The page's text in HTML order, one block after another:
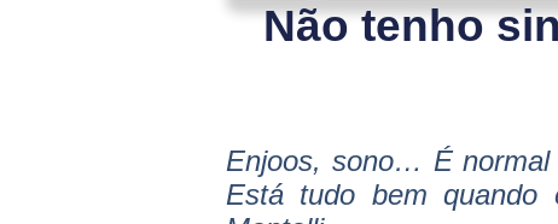
Não tenho
Enjoos, sono… É normal
Está tudo bem quando